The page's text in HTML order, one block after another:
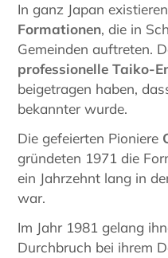
In ganz Japan
Formationen, die in
Gemeinden auftreten.
professionelle Taiko-
beigetragen haben,
bekannter wurde.
Die gefeierten Pioniere
gründeten 1971 die
ein Jahrzehnt lang in
war.
Im Jahr 1981 gelang
Durchbruch bei ihrem